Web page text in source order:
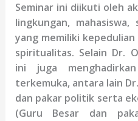
Seminar ini diikuti oleh
lingkungan,
yang memiliki
spiritualitas. Selain Dr.
ini juga
terkemuka, antara lain
dan pakar politik serta
(Guru Besar dan